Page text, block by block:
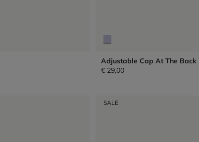
Adjustable Cap At The Back
€ 29,00
SALE